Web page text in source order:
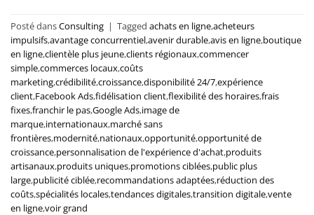
Posté dansConsulting | Tagged achats en ligne,acheteurs
impulsifs,avantage concurrentiel,avenir durable,avis en ligne,boutique
en ligne,clientèle plus jeune,clients régionaux,commencer
simple,commerces locaux,coûts
marketing,crédibilité,croissance,disponibilité 24/7,expérience
client,Facebook Ads,fidélisation client,flexibilité des horaires,frais
fixes,franchir le pas,Google Ads,image de
marque,internationaux,marché sans
frontières,modernité,nationaux,opportunité,opportunité de
croissance,personnalisation de l'expérience d'achat,produits
artisanaux,produits uniques,promotions ciblées,public plus
large,publicité ciblée,recommandations adaptées,réduction des
coûts,spécialités locales,tendances digitales,transition digitale,vente
en ligne,voir grand